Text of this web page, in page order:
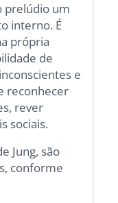
prelúdio um
interno. É
própria
de
e
reconhecer
rever
sociais.
Jung, são
conforme